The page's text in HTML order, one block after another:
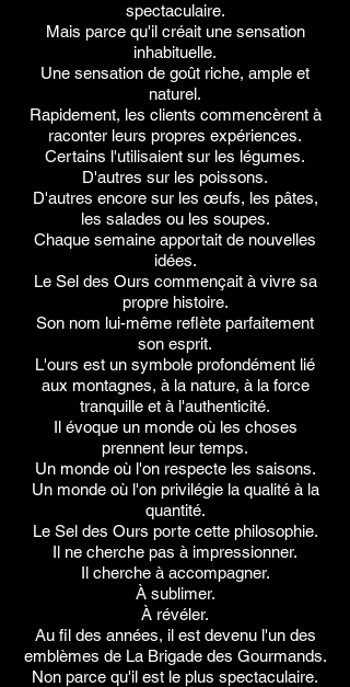
spectaculaire.
Mais parce qu'il créait une sensation
inhabituelle.
Une sensation de goût riche, ample et
naturel.
Rapidement, les clients commencèrent à
raconter leurs propres expériences.
Certains l'utilisaient sur les légumes.
D'autres sur les poissons.
D'autres encore sur les œufs, les pâtes,
les salades ou les soupes.
Chaque semaine apportait de nouvelles
idées.
Le Sel des Ours commençait à vivre sa
propre histoire.
Son nom lui-même reflète parfaitement
son esprit.
L'ours est un symbole profondément lié
aux montagnes, à la nature, à la force
tranquille et à l'authenticité.
Il évoque un monde où les choses
prennent leur temps.
Un monde où l'on respecte les saisons.
Un monde où l'on privilégie la qualité à la
quantité.
Le Sel des Ours porte cette philosophie.
Il ne cherche pas à impressionner.
Il cherche à accompagner.
À sublimer.
À révéler.
Au fil des années, il est devenu l'un des
emblèmes de La Brigade des Gourmands.
Non parce qu'il est le plus spectaculaire.